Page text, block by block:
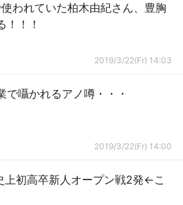
使われていた柏木由紀さん、豊胸
！！！
2019/3/22(Fr) 14:03
囁かれるアノ噂・・・
2019/3/22(Fr) 14:00
上初高卒新人オープン戦2発←こ